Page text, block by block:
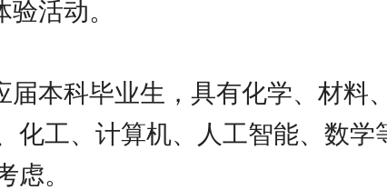
活动。
届本科毕业生，具有化学、材料
化工、计算机、人工智能、数学
虑。